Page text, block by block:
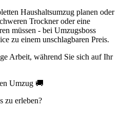
Haushaltsumzug planen oder
Trockner oder eine
müssen - bei Umzugsboss
zu einem unschlagbaren Preis.
Arbeit, während Sie sich auf Ihr
Umzug 🚚
zu erleben?